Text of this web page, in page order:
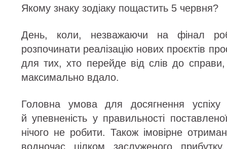
Якому знаку зодіаку пощастить 5 червня?
День, коли, незважаючи на фінал
розпочинати реалізацію нових проєктів
для тих, хто перейде від слів до справи,
максимально вдало.
Головна умова для досягнення
й упевненість у правильності
нічого не робити. Також імовірне
водночас цілком заслуженого